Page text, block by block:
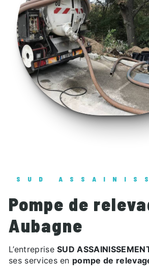
SUD
pompe de relevage à
Aubagne
L’entrepriseSUD
ses services en pompe de